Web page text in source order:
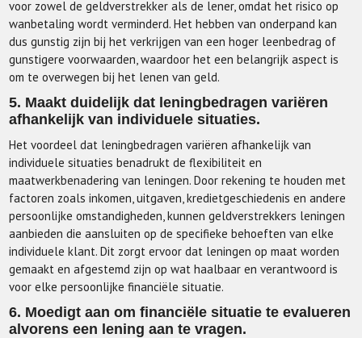
voor zowel de geldverstrekker als de lener, omdat het risico op
wanbetaling wordt verminderd. Het hebben van onderpand kan
dus gunstig zijn bij het verkrijgen van een hoger leenbedrag of
gunstigere voorwaarden, waardoor het een belangrijk aspect is
om te overwegen bij het lenen van geld.
5. Maakt duidelijk dat leningbedragen variëren
afhankelijk van individuele situaties.
Het voordeel dat leningbedragen variëren afhankelijk van
individuele situaties benadrukt de flexibiliteit en
maatwerkbenadering van leningen. Door rekening te houden met
factoren zoals inkomen, uitgaven, kredietgeschiedenis en andere
persoonlijke omstandigheden, kunnen geldverstrekkers leningen
aanbieden die aansluiten op de specifieke behoeften van elke
individuele klant. Dit zorgt ervoor dat leningen op maat worden
gemaakt en afgestemd zijn op wat haalbaar en verantwoord is
voor elke persoonlijke financiële situatie.
6. Moedigt aan om financiële situatie te evalueren
alvorens een lening aan te vragen.